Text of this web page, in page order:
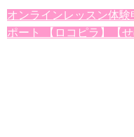
オンラインレッスン体
ポート 【ロコピラ】【